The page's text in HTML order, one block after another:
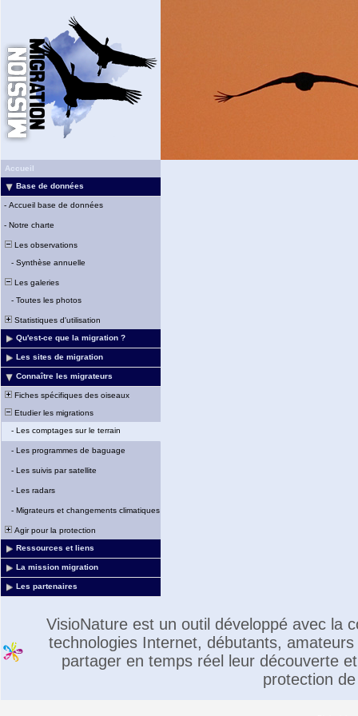
Accueil
Base de données
- Accueil base de données
- Notre charte
Les observations
- Synthèse annuelle
Les galeries
- Toutes les photos
Statistiques d'utilisation
Qu'est-ce que la migration ?
Les sites de migration
Connaître les migrateurs
Fiches spécifiques des oiseaux
Etudier les migrations
- Les comptages sur le terrain
- Les programmes de baguage
- Les suivis par satellite
- Les radars
- Migrateurs et changements climatiques
Agir pour la protection
Ressources et liens
La mission migration
Les partenaires
VisioNature est un outil développé avec la
technologies Internet, débutants,
partager en temps réel leur découverte
protection